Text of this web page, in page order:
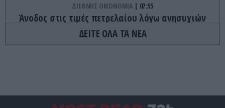
ΔΙΕΘΝΗΣ ΟΙΚΟΝΟΜΙΑ 07:55
Άνοδος στις τιμές πετρελαίου λόγω ανησυχιών
για τα Στενά του Ορμούζ: Στα 83 δολάρια το
βαρέλι Brent
ΔΕΙΤΕ ΟΛΑ ΤΑ ΝΕΑ